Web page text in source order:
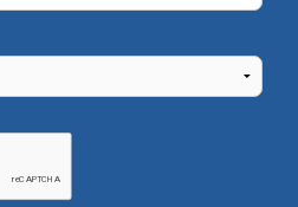
de la Educación